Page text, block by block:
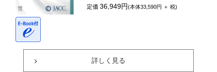
定価36,949円(本体33,590円 ＋ 税)
詳しく見る